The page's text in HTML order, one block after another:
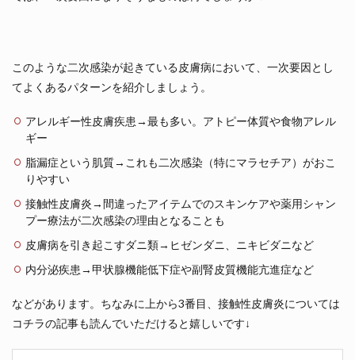
このような二次感染が起きている皮膚病において、一次要因とし
てよくあるパターンを紹介しましょう。
アレルギー性皮膚疾患→最も多い。アトピー体質や食物アレル
ギー
脂漏症という肌質→これも二次感染（特にマラセチア）がおこ
りやすい
接触性皮膚炎→間違ったアイテムでのスキンケアや薬用シャン
プー療法が二次感染の理由となることも
皮膚病を引き起こすダニ類→ヒゼンダニ、ニキビダニなど
内分泌疾患→甲状腺機能低下症や副腎皮質機能亢進症など
などがあります。ちなみに上から3番目、接触性皮膚炎については
コチラの記事も読んでいただけると嬉しいです↓